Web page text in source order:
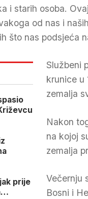
i starih osoba.
od nas i
što nas podsjeća
prije
Službeni
krunice u
zemalja
Nakon
na kojoj
zemalja
Večernju
Bosni i